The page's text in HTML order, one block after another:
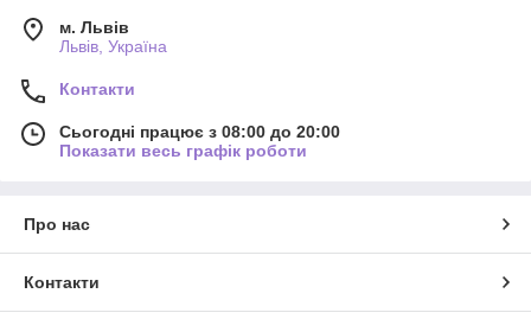
м. Львів
Львів, Україна
Контакти
Сьогодні працює з 08:00 до 20:00
Показати весь графік роботи
Про нас
Контакти